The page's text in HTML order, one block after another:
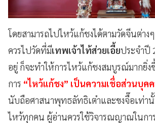
โดยสามารถไปไหว้แก้ชงได้ตามวัดจีนต่าง
ควรไปวัดที่มีเทพเจ้าไท้ส่วยเอี้ยประจำปี
อยู่ ก็จะทำให้การไหว้แก้ชงสมบูรณ์มากยิ่
การ “ไหว้แก้ชง” เป็นความเชื่อส่วนบุค
นับถือศาสนาพุทธลัทธิเต๋าและขงจื๊อเท่านั้
ไหว้ทุกคน ผู้อ่านควรใช้วิจารณญาณในกา